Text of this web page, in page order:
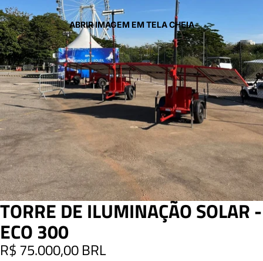
ABRIR IMAGEM EM TELA CHEIA
TORRE DE ILUMINAÇÃO SOLAR -
ECO 300
R$ 75.000,00 BRL